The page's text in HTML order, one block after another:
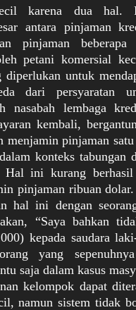
karena dua hal.
antara pinjaman
pinjaman
petani komersial
diperlukan untuk
dari persyaratan
nasabah lembaga
kembali,
menjamin pinjaman
konteks tabungan
Hal ini kurang
pinjaman ribuan
hal ini dengan
“Saya bahkan
kepada saudara
yang
saja dalam kasus
kelompok dapat
namun sistem tidak